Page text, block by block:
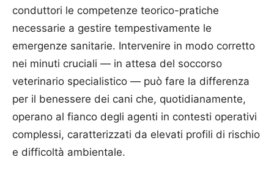
conduttori le competenze teorico-pratiche
necessarie a gestire tempestivamente le
emergenze sanitarie. Intervenire in modo corretto
nei minuti cruciali — in attesa del soccorso
veterinario specialistico — può fare la differenza
per il benessere dei cani che, quotidianamente,
operano al fianco degli agenti in contesti operativi
complessi, caratterizzati da elevati profili di rischio
e difficoltà ambientale.